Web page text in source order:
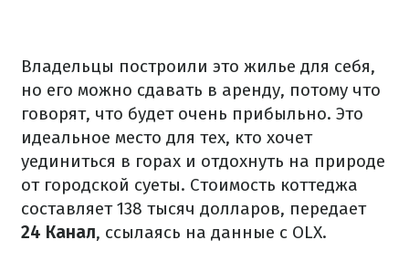
Владельцы построили это жилье для себя,
но его можно сдавать в аренду, потому что
говорят, что будет очень прибыльно. Это
идеальное место для тех, кто хочет
уединиться в горах и отдохнуть на природе
от городской суеты. Стоимость коттеджа
составляет 138 тысяч долларов, передает
24 Канал, ссылаясь на данные с OLX.